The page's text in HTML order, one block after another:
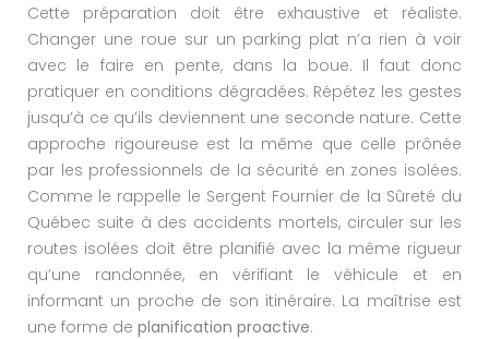
Cette préparation doit être exhaustive et réaliste.
Changer une roue sur un parking plat n’a rien à voir
avec le faire en pente, dans la boue. Il faut donc
pratiquer en conditions dégradées. Répétez les gestes
jusqu’à ce qu’ils deviennent une seconde nature. Cette
approche rigoureuse est la même que celle prônée
par les professionnels de la sécurité en zones isolées.
Comme le rappelle le Sergent Fournier de la Sûreté du
Québec suite à des accidents mortels, circuler sur les
routes isolées doit être planifié avec la même rigueur
qu’une randonnée, en vérifiant le véhicule et en
informant un proche de son itinéraire. La maîtrise est
une forme de planification proactive.